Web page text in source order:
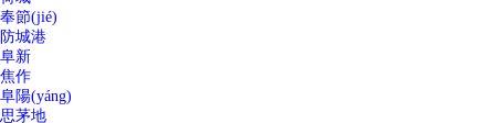
奉節(jié)
防城港
阜新
焦作
阜陽(yáng)
思茅地